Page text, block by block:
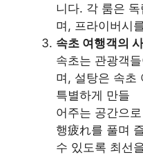
니다. 각 룸은
며, 프라이버시
속초 여행객의
속초는 관광객
며, 설탕은 속초
특별하게 만들
어주는 공간으
행疲れ를 풀며
수 있도록 최선